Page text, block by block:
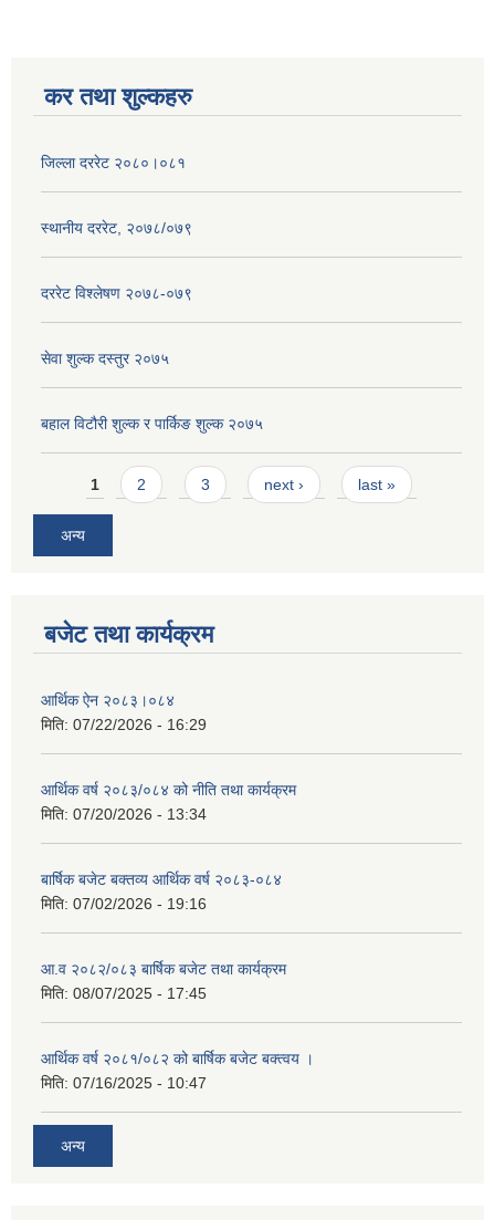
कर तथा शुल्कहरु
जिल्ला दररेट २०८०।०८१
स्थानीय दररेट, २०७८/०७९
दररेट विश्लेषण २०७८-०७९
सेवा शुल्क दस्तुर २०७५
बहाल विटौरी शुल्क र पार्किङ शुल्क २०७५
Pages
1 2 3 next › last »
अन्य
बजेट तथा कार्यक्रम
आर्थिक ऐन २०८३।०८४
मिति: 07/22/2026 - 16:29
आर्थिक वर्ष २०८३/०८४ को नीति तथा कार्यक्रम
मिति: 07/20/2026 - 13:34
बार्षिक बजेट बक्तव्य आर्थिक वर्ष २०८३-०८४
मिति: 07/02/2026 - 19:16
आ.व २०८२/०८३ बार्षिक बजेट तथा कार्यक्रम
मिति: 08/07/2025 - 17:45
आर्थिक वर्ष २०८१/०८२ को बार्षिक बजेट बक्त्वय ।
मिति: 07/16/2025 - 10:47
अन्य